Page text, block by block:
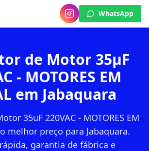
WhatsApp
de Motor 35µF
- MOTORES EM
em Jabaquara
35uF 220VAC - MOTORES EM
melhor preço para Jabaquara.
garantia de fábrica e